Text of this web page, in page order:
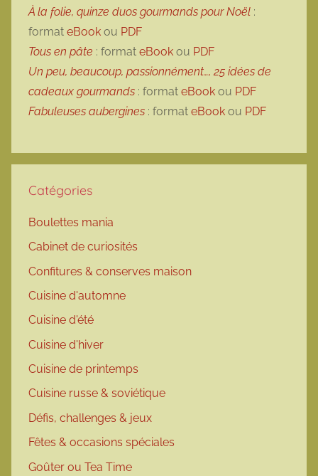
À la folie, quinze duos gourmands pour Noël :
format eBook ou PDF
Tous en pâte : format eBook ou PDF
Un peu, beaucoup, passionnément…, 25 idées de
cadeaux gourmands : format eBook ou PDF
Fabuleuses aubergines : format eBook ou PDF
Catégories
Boulettes mania
Cabinet de curiosités
Confitures & conserves maison
Cuisine d'automne
Cuisine d'été
Cuisine d'hiver
Cuisine de printemps
Cuisine russe & soviétique
Défis, challenges & jeux
Fêtes & occasions spéciales
Goûter ou Tea Time